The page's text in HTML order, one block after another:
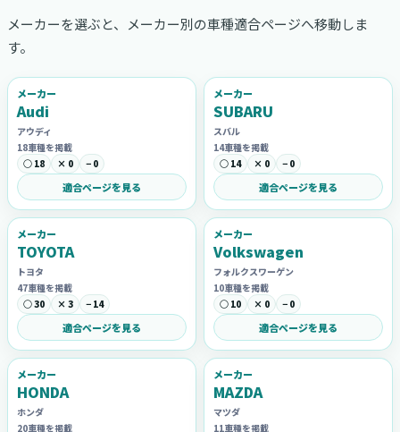
メーカーを選ぶと、メーカー別の車種適合ページへ移動しま
す。
メーカー
Audi
アウディ
18車種を掲載
○ 18
× 0 − 0
適合ページを見る
メーカー
SUBARU
スバル
14車種を掲載
○ 14
× 0 − 0
適合ページを見る
メーカー
TOYOTA
トヨタ
47車種を掲載
○ 30
× 3 − 14
適合ページを見る
メーカー
Volkswagen
フォルクスワーゲン
10車種を掲載
○ 10
× 0 − 0
適合ページを見る
メーカー
HONDA
ホンダ
20車種を掲載
メーカー
MAZDA
マツダ
11車種を掲載